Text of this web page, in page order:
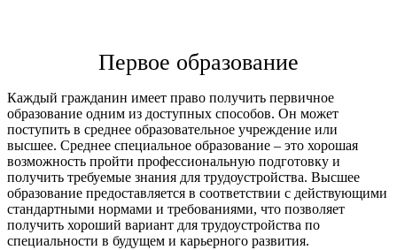
Первое образование
Каждый гражданин имеет право получить первичное
образование одним из доступных способов. Он может
поступить в среднее образовательное учреждение или
высшее. Среднее специальное образование – это хорошая
возможность пройти профессиональную подготовку и
получить требуемые знания для трудоустройства. Высшее
образование предоставляется в соответствии с действующими
стандартными нормами и требованиями, что позволяет
получить хороший вариант для трудоустройства по
специальности в будущем и карьерного развития.